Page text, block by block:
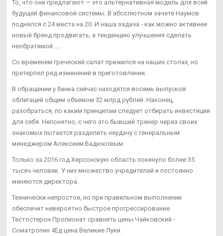
То, что они предлагают — это альтернативная модель для всей
будущей финансовой системы. В абсолютном зачете Наумов
поднялся с 24 места на 20. И наша задача - как можно активнее
новый бренд продвигать, а тенденцию улучшения сделать
необратимой.....
Со временем греческий салат прижился на наших столах, но
претерпел ряд изменений в приготовлении.
В обращении у банка сейчас находятся восемь выпусков
облигаций общим объемом 32 млрд рублей. Наконец,
разобраться, по каким принципам следует отбирать инвестиции
для себя. Непонятно, с чего это бывший тренер через своих
знакомых пытается разделить неудачу с генеральным
менеджером Алексеем Бадюковым.
Только за 2016 год Херсонскую область покинуло более 35
тысяч человек. У них множество учредителей и постоянно
меняются директора.
Технически непростое, но при правильном выполнении
обеспечит невероятно быстрое прогрессирование.
Тестостерон Пропионат сравнить цены Чайковский -
Cоматропин 4Ед цена Великие Луки.